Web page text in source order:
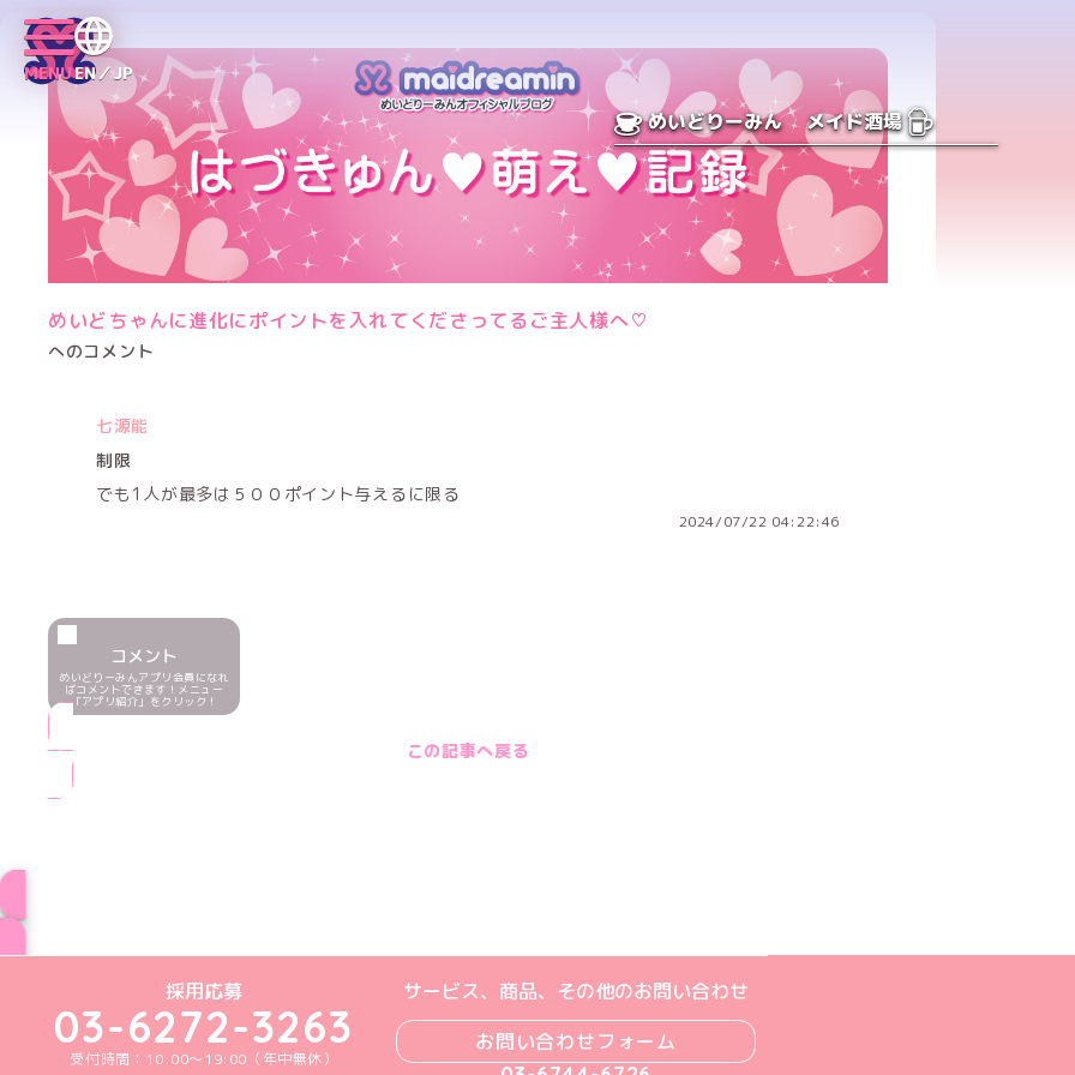
MENUEN／JP
めいどりーみん メイド酒場
めいどちゃんに進化にポイントを入れてくださってるご主人様へ♡
へのコメント
七源能
制限
でも1人が最多は５００ポイント与えるに限る
2024/07/22 04:22:46
コメント
めいどりーみんアプリ会員になれ
ばコメントできます！メニュー
「アプリ紹介」をクリック！
この記事へ戻る
めいどりーみんTikTok公式アカウント
めいどりーみんX公式アカウント
めいどりーみんInstagram公式アカウント
めいどりーみんFacebook公式アカウント
めいどりーみんYouTube公式アカウント
採用応募
03-6272-3263
受付時間：10:00～19:00（年中無休）
サービス、商品、その他のお問い合わせ
お問い合わせフォーム